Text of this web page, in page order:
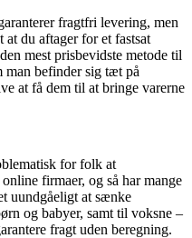
fragtfri levering, men
du aftager for et fastsat
mest prisbevidste metode til
man befinder sig tæt på
at få dem til at bringe varerne
for folk at
firmaer, og så har mange
uundgåeligt at sænke
og babyer, samt til voksne –
fragt uden beregning.